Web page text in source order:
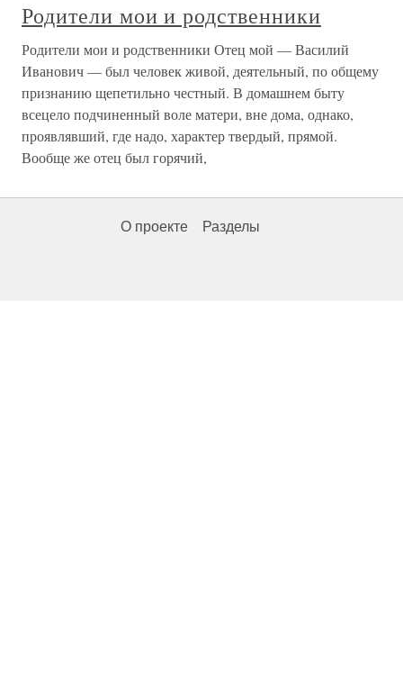
Родители мои и родственники
Родители мои и родственники Отец мой — Василий
Иванович — был человек живой, деятельный, по общему
признанию щепетильно честный. В домашнем быту
всецело подчиненный воле матери, вне дома, однако,
проявлявший, где надо, характер твердый, прямой.
Вообще же отец был горячий,
О проекте Разделы